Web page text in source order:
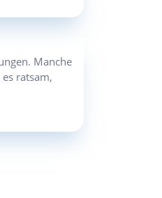
Manche
ratsam,